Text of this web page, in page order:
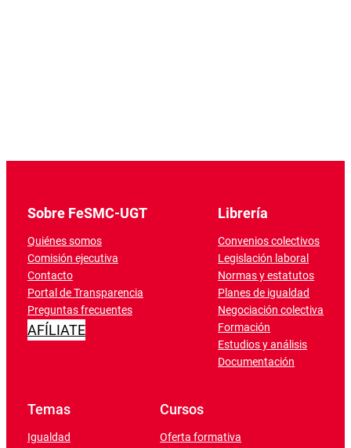
Sobre FeSMC-UGT
Quiénes somos
Comisión ejecutiva
Contacto
Portal de Transparencia
Preguntas frecuentes
AFÍLIATE
Librería
Convenios colectivos
Legislación laboral
Normas y estatutos
Planes de igualdad
Negociación colectiva
Formación
Estudios y análisis
Documentación
Temas
Igualdad
Cursos
Oferta formativa